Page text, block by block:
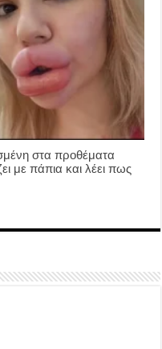
στα προθέματα
με πάπια και λέει πως